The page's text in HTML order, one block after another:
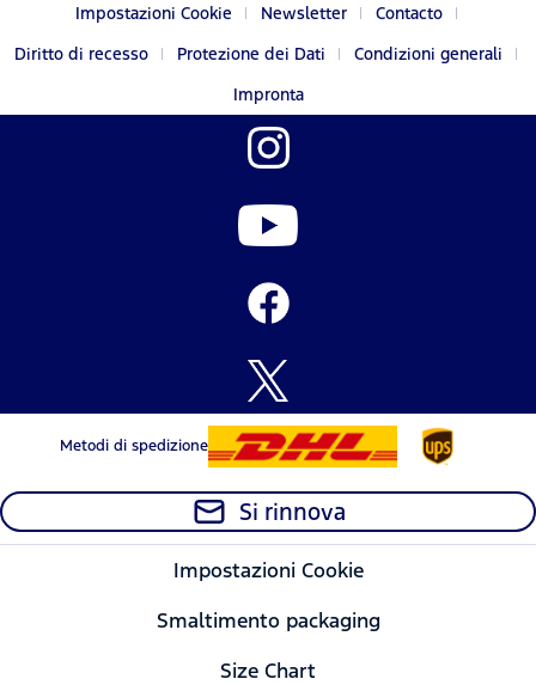
Impostazioni Cookie Newsletter
Contacto
Diritto di recesso
Protezione dei Dati
Condizioni generali
Impronta
Metodi di spedizione
Si rinnova
Impostazioni Cookie
Smaltimento packaging
Size Chart